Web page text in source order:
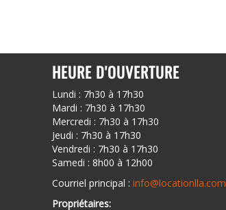
HEURE D'OUVERTURE
Lundi : 7h30 à 17h30
Mardi : 7h30 à 17h30
Mercredi : 7h30 à 17h30
Jeudi : 7h30 à 17h30
Vendredi : 7h30 à 17h30
Samedi : 8h00 à 12h00
Courriel principal : info@locationlla.com
Propriétaires: